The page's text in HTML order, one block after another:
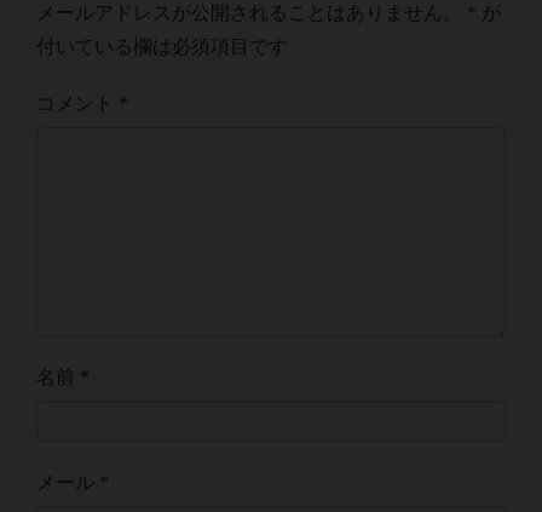
メールアドレスが公開されることはありません。
が
付いている欄は必須項目です
コメント
名前
メール